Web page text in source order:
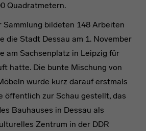
Quadratmetern.
Sammlung bildeten 148 Arbeiten
die Stadt Dessau am 1. November
am Sachsenplatz in Leipzig für
hatte. Die bunte Mischung von
wurde kurz darauf erstmals
öffentlich zur Schau gestellt, das
Bauhauses in Dessau als
Zentrum in der DDR